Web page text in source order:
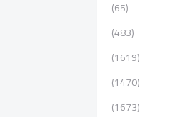
(65)
(483)
(1619)
(1470)
(1673)